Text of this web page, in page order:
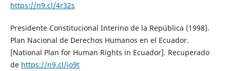
https://n9.cl/4r32s
Presidente Constitucional Interino de la República (1998).
Plan Nacional de Derechos Humanos en el Ecuador.
[National Plan for Human Rights in Ecuador]. Recuperado
de https://n9.cl/jo9t